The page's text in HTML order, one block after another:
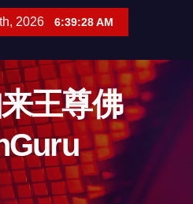
2026 6:39:29 AM
王尊佛